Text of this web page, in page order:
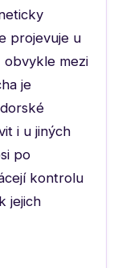
projevuje u
obvykle mezi
je
i u jiných
po
kontrolu
jejich